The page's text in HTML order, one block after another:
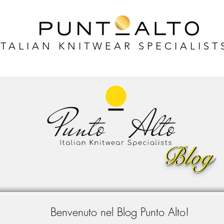
KNITWEAR
Blog
Blog
Benvenuto nel Blog Punto Alto!